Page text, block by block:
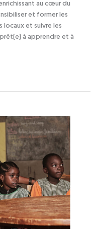
au cœur du
et former les
locaux et suivre les
à apprendre et à